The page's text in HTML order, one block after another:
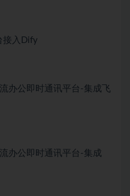
接入Dify
办公即时通讯平台-集成飞
办公即时通讯平台-集成